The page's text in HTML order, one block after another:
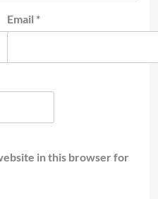
Email *
in this browser for